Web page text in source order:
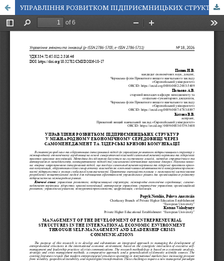
УПРАВЛІННЯ РОЗВИТКОМ ПІДПРИЄМНИЦЬКИХ СТРУКТУР У МІЖНАРОДНОМУ ЕКОНОМІЧНОМУ СЕРЕДОВИЩІ ЧЕРЕЗ САМОМЕНЕДЖМЕНТ ТА ЛІДЕРСЬКІ КРИЗОВІ КОМУНІКАЦІЇ